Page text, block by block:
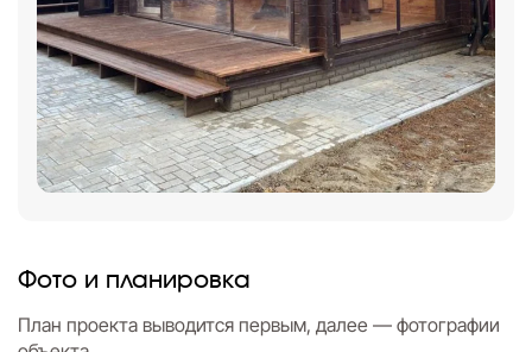
Фото и планировка
План проекта выводится первым, далее — фотографии